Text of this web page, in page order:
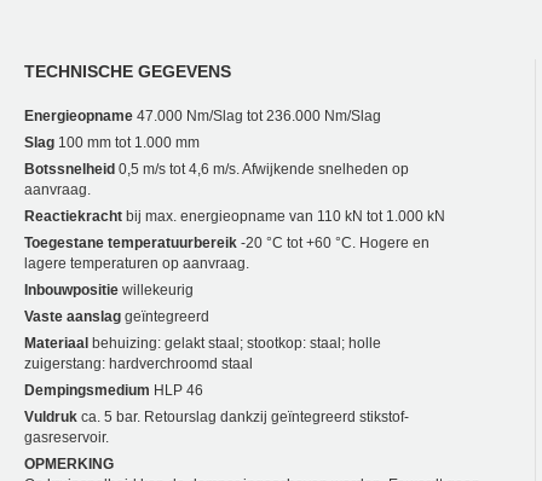
TECHNISCHE GEGEVENS
Energieopname 47.000 Nm/Slag tot 236.000 Nm/Slag
Slag 100 mm tot 1.000 mm
Botssnelheid 0,5 m/s tot 4,6 m/s. Afwijkende snelheden op
aanvraag.
Reactiekracht bij max. energieopname van 110 kN tot 1.000 kN
Toegestane temperatuurbereik -20 °C tot +60 °C. Hogere en
lagere temperaturen op aanvraag.
Inbouwpositie willekeurig
Vaste aanslag geïntegreerd
Materiaal behuizing: gelakt staal; stootkop: staal; holle
zuigerstang: hardverchroomd staal
Dempingsmedium HLP 46
Vuldruk ca. 5 bar. Retourslag dankzij geïntegreerd stikstof-
gasreservoir.
OPMERKING